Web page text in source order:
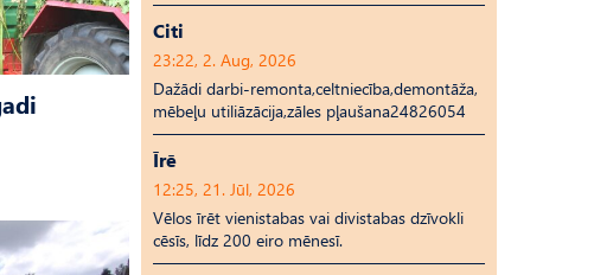
Citi
23:22, 2. Aug, 2026
Dažādi darbi-remonta,celtniecība,demontāža,
mēbeļu utiliāzācija,zāles pļaušana24826054
Īrē
12:25, 21. Jūl, 2026
Vēlos īrēt vienistabas vai divistabas dzīvokli
cēsīs, līdz 200 eiro mēnesī.